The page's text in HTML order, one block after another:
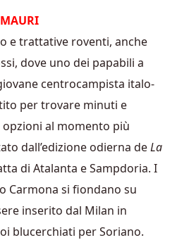
MAURI
e trattative roventi, anche
dove uno dei papabili a
centrocampista italo-
per trovare minuti e
al momento più
dall’edizione odierna deLa
di Atalanta e Sampdoria. I
Carmona si fiondano su
inserito dal Milan in
blucerchiati per Soriano.